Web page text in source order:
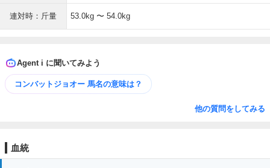
連対時：斤量 53.0kg 〜 54.0kg
Agent i に聞いてみよう
コンバットジョオー 馬名の意味は？
他の質問をしてみる
血統